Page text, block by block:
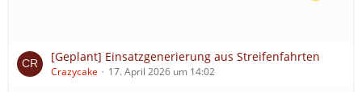
[Geplant] Einsatzgenerierung aus Streifenfahrten
Crazycake 17. April 2026 um 14:02